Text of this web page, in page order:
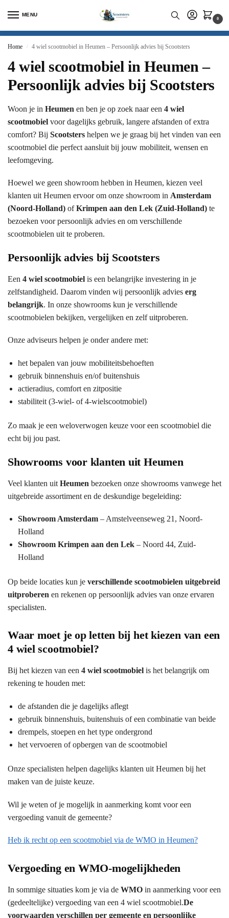
MENU
0
Home / 4 wiel scootmobiel in Heumen – Persoonlijk advies bij Scootsters
4 wiel scootmobiel in Heumen –
Persoonlijk advies bij Scootsters
Woon je in Heumen en ben je op zoek naar een 4 wiel
scootmobiel voor dagelijks gebruik, langere afstanden of extra
comfort? Bij Scootsters helpen we je graag bij het vinden van een
scootmobiel die perfect aansluit bij jouw mobiliteit, wensen en
leefomgeving.
Hoewel we geen showroom hebben in Heumen, kiezen veel
klanten uit Heumen ervoor om onze showroom in Amsterdam
(Noord-Holland) ofKrimpen aan den Lek (Zuid-Holland) te
bezoeken voor persoonlijk advies en om verschillende
scootmobielen uit te proberen.
Persoonlijk advies bij Scootsters
Een 4 wiel scootmobiel is een belangrijke investering in je
zelfstandigheid. Daarom vinden wij persoonlijk advies erg
belangrijk. In onze showrooms kun je verschillende
scootmobielen bekijken, vergelijken en zelf uitproberen.
Onze adviseurs helpen je onder andere met:
het bepalen van jouw mobiliteitsbehoeften
gebruik binnenshuis en/of buitenshuis
actieradius, comfort en zitpositie
stabiliteit (3-wiel- of 4-wielscootmobiel)
Zo maak je een weloverwogen keuze voor een scootmobiel die
echt bij jou past.
Showrooms voor klanten uit Heumen
Veel klanten uit Heumen bezoeken onze showrooms vanwege het
uitgebreide assortiment en de deskundige begeleiding:
Showroom Amsterdam – Amstelveenseweg 21, Noord-
Holland
Showroom Krimpen aan den Lek – Noord 44, Zuid-
Holland
Op beide locaties kun je verschillende scootmobielen uitgebreid
uitproberen en rekenen op persoonlijk advies van onze ervaren
specialisten.
Waar moet je op letten bij het kiezen van een
4 wiel scootmobiel?
Bij het kiezen van een 4 wiel scootmobiel is het belangrijk om
rekening te houden met:
de afstanden die je dagelijks aflegt
gebruik binnenshuis, buitenshuis of een combinatie van beide
drempels, stoepen en het type ondergrond
het vervoeren of opbergen van de scootmobiel
Onze specialisten helpen dagelijks klanten uit Heumen bij het
maken van de juiste keuze.
Wil je weten of je mogelijk in aanmerking komt voor een
vergoeding vanuit de gemeente?
Heb ik recht op een scootmobiel via de WMO in Heumen?
Vergoeding en WMO-mogelijkheden
In sommige situaties kom je via de WMO in aanmerking voor een
(gedeeltelijke) vergoeding van een 4 wiel scootmobiel.De
voorwaarden verschillen per gemeente en persoonlijke